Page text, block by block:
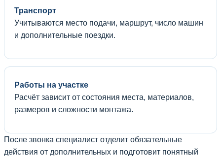
Транспорт
Учитываются место подачи, маршрут, число машин
и дополнительные поездки.
Работы на участке
Расчёт зависит от состояния места, материалов,
размеров и сложности монтажа.
После звонка специалист отделит обязательные
действия от дополнительных и подготовит понятный